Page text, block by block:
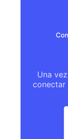
Una
conectar